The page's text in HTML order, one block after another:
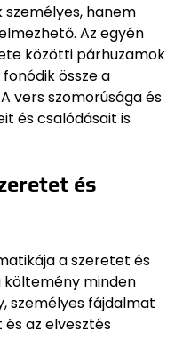
hanem
Az egyén
közötti párhuzamok
össze a
vers szomorúsága és
és csalódásait is
és
a szeretet és
költemény minden
személyes fájdalmat
az elvesztés